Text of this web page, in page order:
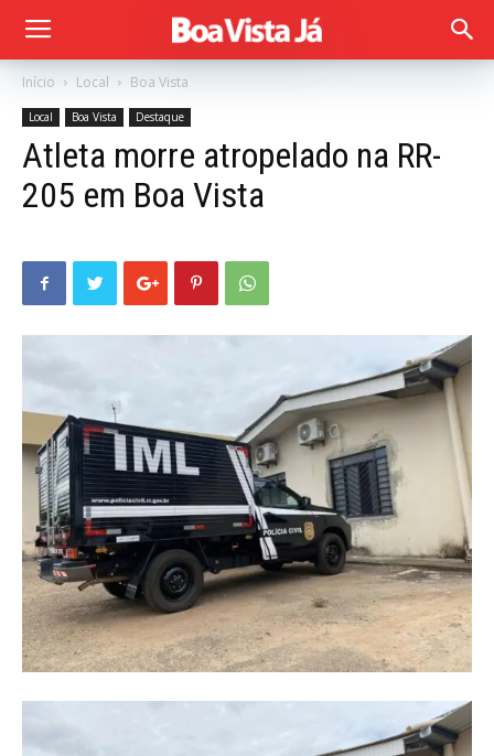
Início Local Boa Vista
Local Boa Vista Destaque
Atleta morre atropelado na RR-
205 em Boa Vista